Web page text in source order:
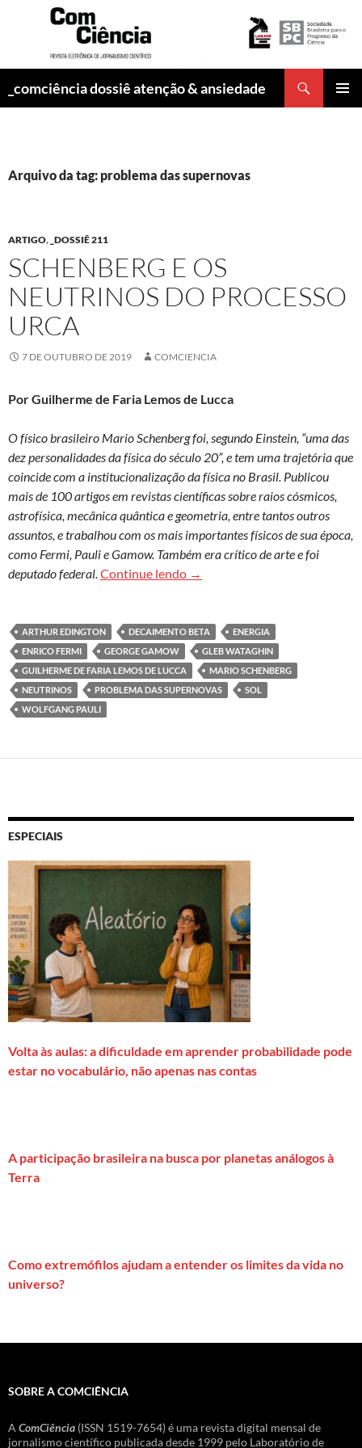
_comciência dossiê atenção & ansiedade
Arquivo da tag: problema das supernovas
ARTIGO, _DOSSIÊ 211
SCHENBERG E OS
NEUTRINOS DO PROCESSO
URCA
7 DE OUTUBRO DE 2019 COMCIENCIA
Por Guilherme de Faria Lemos de Lucca
O físico brasileiro Mario Schenberg foi, segundo Einstein, “uma das
dez personalidades da física do século 20”, e tem uma trajetória que
coincide com a institucionalização da física no Brasil. Publicou
mais de 100 artigos em revistas científicas sobre raios cósmicos,
astrofísica, mecânica quântica e geometria, entre tantos outros
assuntos, e trabalhou com os mais importantes físicos de sua época,
como Fermi, Pauli e Gamow. Também era crítico de arte e foi
deputado federal.Continue lendo Schenberg e os neutrinos do
→
ARTHUR EDINGTON DECAIMENTO BETA
ENERGIA
ENRICO FERMI
GEORGE GAMOW
GLEB WATAGHIN
GUILHERME DE FARIA LEMOS DE LUCCA
MARIO SCHENBERG
NEUTRINOS
PROBLEMA DAS SUPERNOVAS
SOL
WOLFGANG PAULI
ESPECIAIS
Volta às aulas: a dificuldade em aprender probabilidade pode
estar no vocabulário, não apenas nas contas
A participação brasileira na busca por planetas análogos à
Terra
Como extremófilos ajudam a entender os limites da vida no
universo?
SOBRE A COMCIÊNCIA
A ComCiência (ISSN 1519-7654) é uma revista digital mensal de
jornalismo científico publicada desde 1999 pelo Laboratório de